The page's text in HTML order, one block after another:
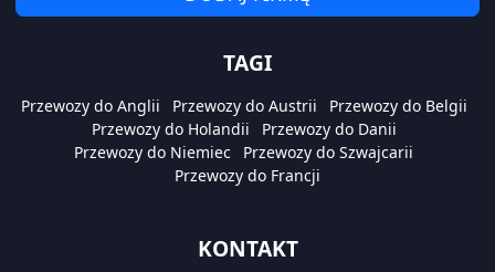
TAGI
Przewozy do Anglii Przewozy do Austrii
Przewozy do Belgii
Przewozy do Holandii
Przewozy do Danii
Przewozy do Niemiec
Przewozy do Szwajcarii
Przewozy do Francji
KONTAKT